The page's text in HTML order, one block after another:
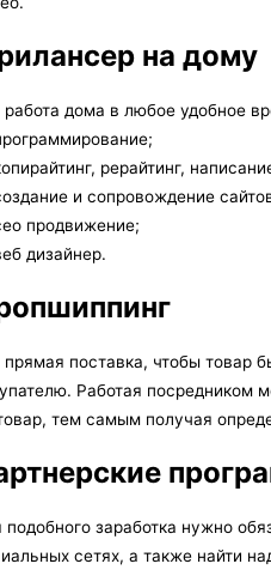
на дому
работа дома в любое удобное
рерайтинг,
и сопровождение
продвижение;
дизайнер.
прямая поставка, чтобы товар
Работая посредником
тем самым получая
подобного заработка нужно
сетях, а также найти